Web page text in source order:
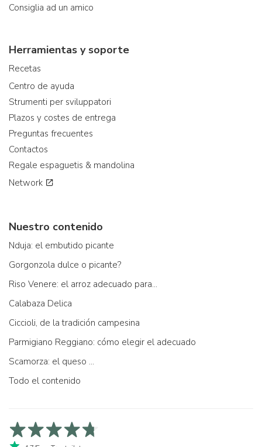
Consiglia ad un amico
Herramientas y soporte
Recetas
Centro de ayuda
Strumenti per sviluppatori
Plazos y costes de entrega
Preguntas frecuentes
Contactos
Regale espaguetis & mandolina
Network
Nuestro contenido
Nduja: el embutido picante
Gorgonzola dulce o picante?
Riso Venere: el arroz adecuado para...
Calabaza Delica
Ciccioli, de la tradición campesina
Parmigiano Reggiano: cómo elegir el adecuado
Scamorza: el queso ...
Todo el contenido